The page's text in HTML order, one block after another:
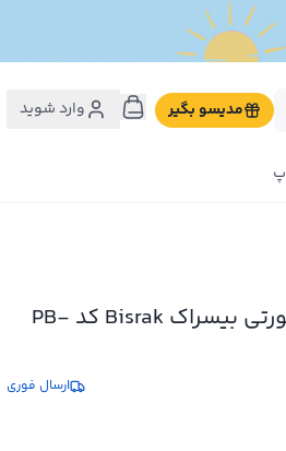
مدیسو بگیر وارد شوید
کیف چرم پاسپورتی بیسراک Bisrak کد PB-
ارسال فوری